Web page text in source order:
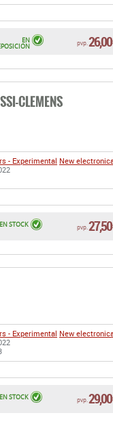
pvp.
EN
CLEMENS
- Experimental New
pvp.
EN STOCK
- Experimental New
pvp.
EN STOCK